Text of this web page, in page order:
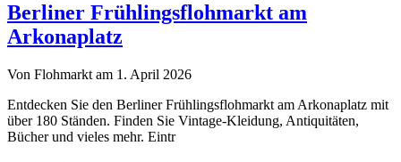
Berliner Frühlingsflohmarkt am
Arkonaplatz
Von Flohmarkt am 1. April 2026
Entdecken Sie den Berliner Frühlingsflohmarkt am Arkonaplatz mit
über 180 Ständen. Finden Sie Vintage-Kleidung, Antiquitäten,
Bücher und vieles mehr. Eintr